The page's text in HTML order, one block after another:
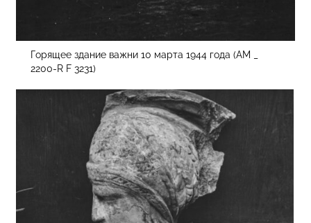
Горящее здание важни 10 марта 1944 года (AM _
2200-R F 3231)